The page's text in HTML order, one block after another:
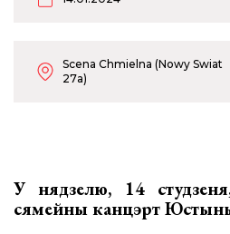
Scena Chmielna (Nowy Swiat
27a)
У нядзелю, 14
сямейны канцэрт Юстыны